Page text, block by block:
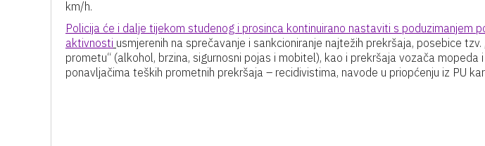
km/h.
Policija će i dalje tijekom studenog i prosinca kontinuirano nastaviti s poduzimanjem
aktivnosti usmjerenih na sprečavanje i sankcioniranje najtežih prekršaja, posebice
prometu“ (alkohol, brzina, sigurnosni pojas i mobitel), kao i prekršaja vozača
ponavljačima teških prometnih prekršaja – recidivistima, navode u priopćenju iz PU